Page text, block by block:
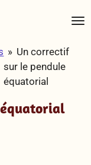
» Un correctif
sur le pendule
équatorial